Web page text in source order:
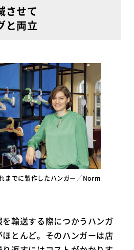
させて
と両立
までに製作したハンガー／Norm
輸送する際につかうハンガ
とんど。そのハンガーは店